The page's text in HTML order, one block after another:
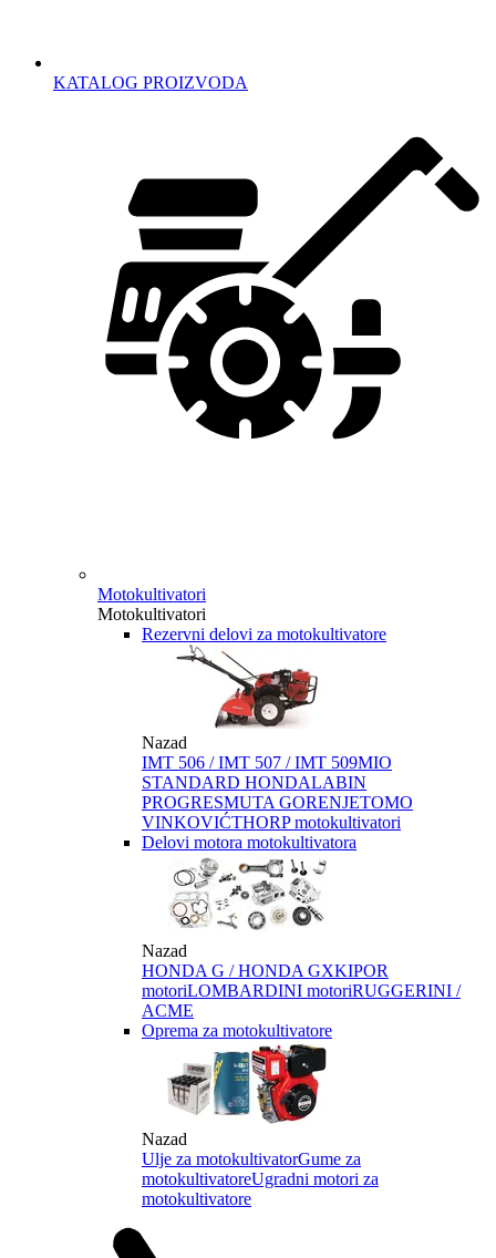
KATALOG PROIZVODA
Motokultivatori
Motokultivatori
Rezervni delovi za motokultivatore
Nazad
IMT 506 / IMT 507 / IMT 509MIO
STANDARD HONDALABIN
PROGRESMUTA GORENJETOMO
VINKOVIĆTHORP motokultivatori
Delovi motora motokultivatora
Nazad
HONDA G / HONDA GXKIPOR
motoriLOMBARDINI motoriRUGGERINI /
ACME
Oprema za motokultivatore
Nazad
Ulje za motokultivatorGume za
motokultivatoreUgradni motori za
motokultivatore